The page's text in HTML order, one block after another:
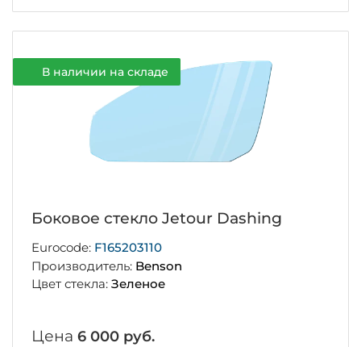
В наличии на складе
Боковое стекло Jetour Dashing
Eurocode: F165203110
Производитель: Benson
Цвет стекла: Зеленое
Цена 6 000 руб.